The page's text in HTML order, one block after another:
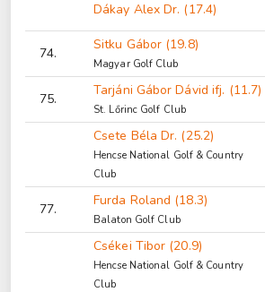
Dákay Alex Dr. (17.4)
74.
Sitku Gábor (19.8)
Magyar Golf Club
75.
Tarjáni Gábor Dávid ifj. (11.7)
St. Lőrinc Golf Club
Csete Béla Dr. (25.2)
Hencse National Golf & Country
Club
77.
Furda Roland (18.3)
Balaton Golf Club
Csékei Tibor (20.9)
Hencse National Golf & Country
Club